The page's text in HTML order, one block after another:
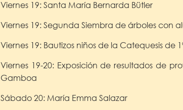
Viernes 19: Santa María Bernarda Bütler
Viernes 19: Segunda Siembra de árboles con
Viernes 19: Bautizos niños de la Catequesis de
Viernes 19-20: Exposición de resultados de
Gamboa
Sábado 20: María Emma Salazar